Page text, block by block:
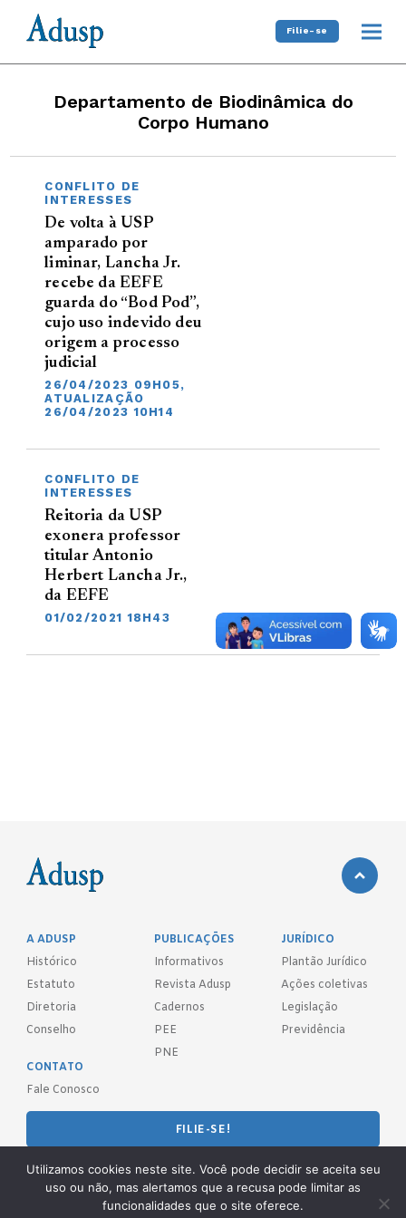
Filie-se
Departamento de Biodinâmica do
Corpo Humano
CONFLITO DE
INTERESSES
De volta à USP
amparado por
liminar, Lancha Jr.
recebe da EEFE
guarda do “Bod Pod”,
cujo uso indevido deu
origem a processo
judicial
26/04/2023 09H05,
ATUALIZAÇÃO
26/04/2023 10H14
CONFLITO DE
INTERESSES
Reitoria da USP
exonera professor
titular Antonio
Herbert Lancha Jr.,
da EEFE
01/02/2021 18H43
A ADUSP
Histórico
Estatuto
Diretoria
Conselho
PUBLICAÇÕES
Informativos
Revista Adusp
Cadernos
PEE
PNE
JURÍDICO
Plantão Jurídico
Ações coletivas
Legislação
Previdência
CONTATO
Fale Conosco
FILIE-SE!
REDES SOCIAIS
Utilizamos cookies neste site. Você pode decidir se aceita seu
uso ou não, mas alertamos que a recusa pode limitar as
funcionalidades que o site oferece.